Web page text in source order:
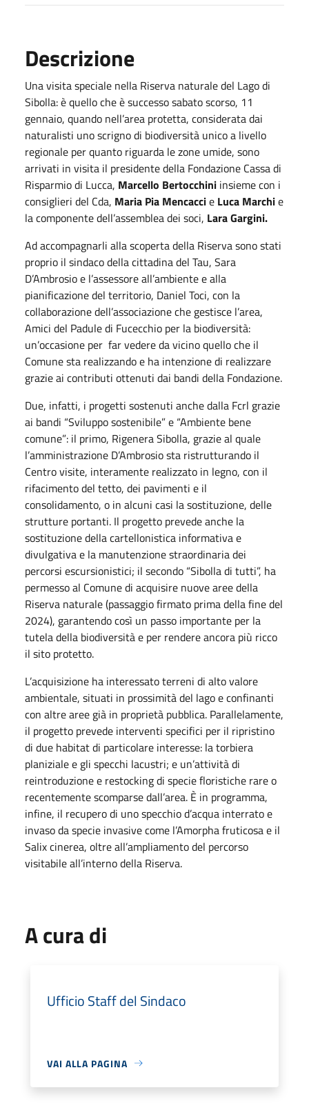
Descrizione
Una visita speciale nella Riserva naturale del Lago di
Sibolla: è quello che è successo sabato scorso, 11
gennaio, quando nell’area protetta, considerata dai
naturalisti uno scrigno di biodiversità unico a livello
regionale per quanto riguarda le zone umide, sono
arrivati in visita il presidente della Fondazione Cassa di
Risparmio di Lucca, Marcello Bertocchini insieme con i
consiglieri del Cda, Maria Pia Mencaccie Luca Marchie
la componente dell’assemblea dei soci, Lara Gargini.
Ad accompagnarli alla scoperta della Riserva sono stati
proprio il sindaco della cittadina del Tau, Sara
D’Ambrosio e l’assessore all’ambiente e alla
pianificazione del territorio, Daniel Toci, con la
collaborazione dell’associazione che gestisce l’area,
Amici del Padule di Fucecchio per la biodiversità:
un’occasione per far vedere da vicino quello che il
Comune sta realizzando e ha intenzione di realizzare
grazie ai contributi ottenuti dai bandi della Fondazione.
Due, infatti, i progetti sostenuti anche dalla Fcrl grazie
ai bandi “Sviluppo sostenibile” e “Ambiente bene
comune”: il primo, Rigenera Sibolla, grazie al quale
l’amministrazione D’Ambrosio sta ristrutturando il
Centro visite, interamente realizzato in legno, con il
rifacimento del tetto, dei pavimenti e il
consolidamento, o in alcuni casi la sostituzione, delle
strutture portanti. Il progetto prevede anche la
sostituzione della cartellonistica informativa e
divulgativa e la manutenzione straordinaria dei
percorsi escursionistici; il secondo “Sibolla di tutti”, ha
permesso al Comune di acquisire nuove aree della
Riserva naturale (passaggio firmato prima della fine del
2024), garantendo così un passo importante per la
tutela della biodiversità e per rendere ancora più ricco
il sito protetto.
L’acquisizione ha interessato terreni di alto valore
ambientale, situati in prossimità del lago e confinanti
con altre aree già in proprietà pubblica. Parallelamente,
il progetto prevede interventi specifici per il ripristino
di due habitat di particolare interesse: la torbiera
planiziale e gli specchi lacustri; e un’attività di
reintroduzione e restocking di specie floristiche rare o
recentemente scomparse dall’area. È in programma,
infine, il recupero di uno specchio d’acqua interrato e
invaso da specie invasive come l’Amorpha fruticosa e il
Salix cinerea, oltre all’ampliamento del percorso
visitabile all’interno della Riserva.
A cura di
Ufficio Staff del Sindaco
VAI ALLA PAGINA